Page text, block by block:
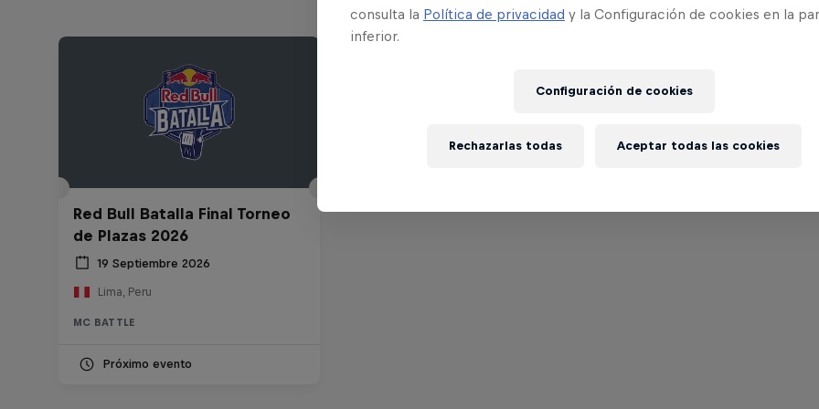
Red Bull Batalla Final Torneo
de Plazas 2026
19 Septiembre 2026
Lima, Peru
MC BATTLE
Próximo evento
consulta la Política de privacidad y la Configuración de cookies en la
inferior.
Configuración de cookies
Rechazarlas todas Aceptar todas las cookies